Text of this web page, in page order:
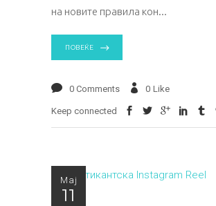
на новите правила кон
ПОВЕЌЕ
0 Comments 0 Like
Keep connected
Мај
11